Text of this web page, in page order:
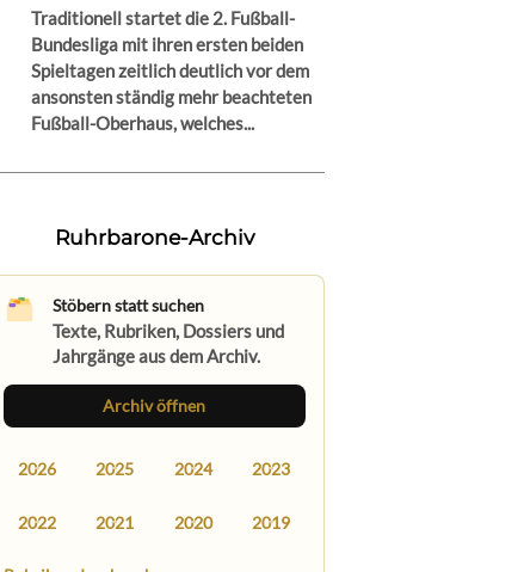
Traditionell startet die 2. Fußball-
Bundesliga mit ihren ersten beiden
Spieltagen zeitlich deutlich vor dem
ansonsten ständig mehr beachteten
Fußball-Oberhaus, welches...
Ruhrbarone-Archiv
Stöbern statt suchen
Texte, Rubriken, Dossiers und
Jahrgänge aus dem Archiv.
Archiv öffnen
2026 2025 2024 2023
2022 2021 2020 2019